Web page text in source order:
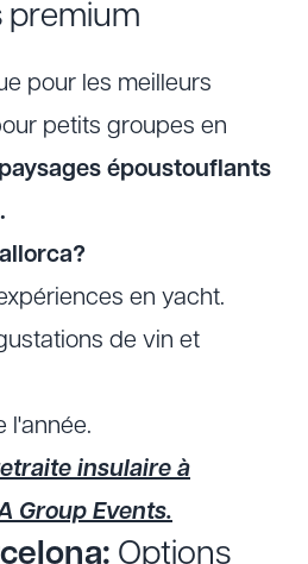
premium
pour les meilleurs
petits groupes en
époustouflants
en yacht.
de vin et
l'année.
insulaire à
Group Events.
Options